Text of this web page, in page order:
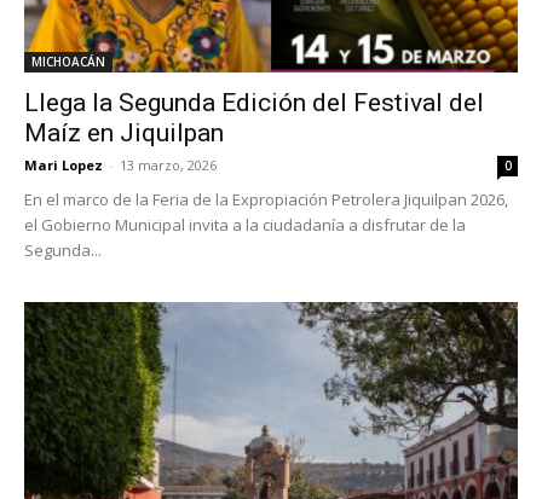
MICHOACÁN
Llega la Segunda Edición del Festival del
Maíz en Jiquilpan
Mari Lopez - 13 marzo, 2026 0
En el marco de la Feria de la Expropiación Petrolera Jiquilpan 2026,
el Gobierno Municipal invita a la ciudadanía a disfrutar de la
Segunda...